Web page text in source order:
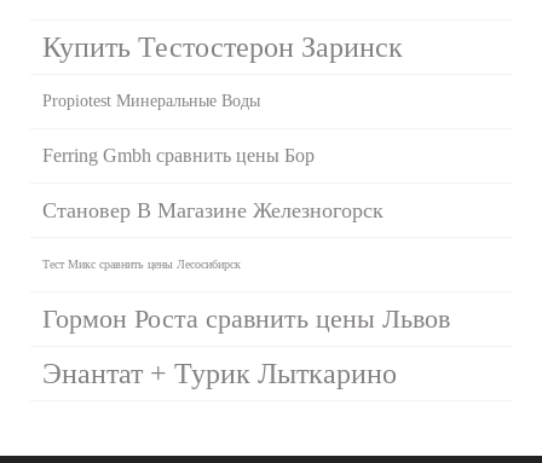
Купить Тестостерон Заринск
Propiotest Минеральные Воды
Ferring Gmbh сравнить цены Бор
Становер В Магазине Железногорск
Тест Микс сравнить цены Лесосибирск
Гормон Роста сравнить цены Львов
Энантат + Турик Лыткарино